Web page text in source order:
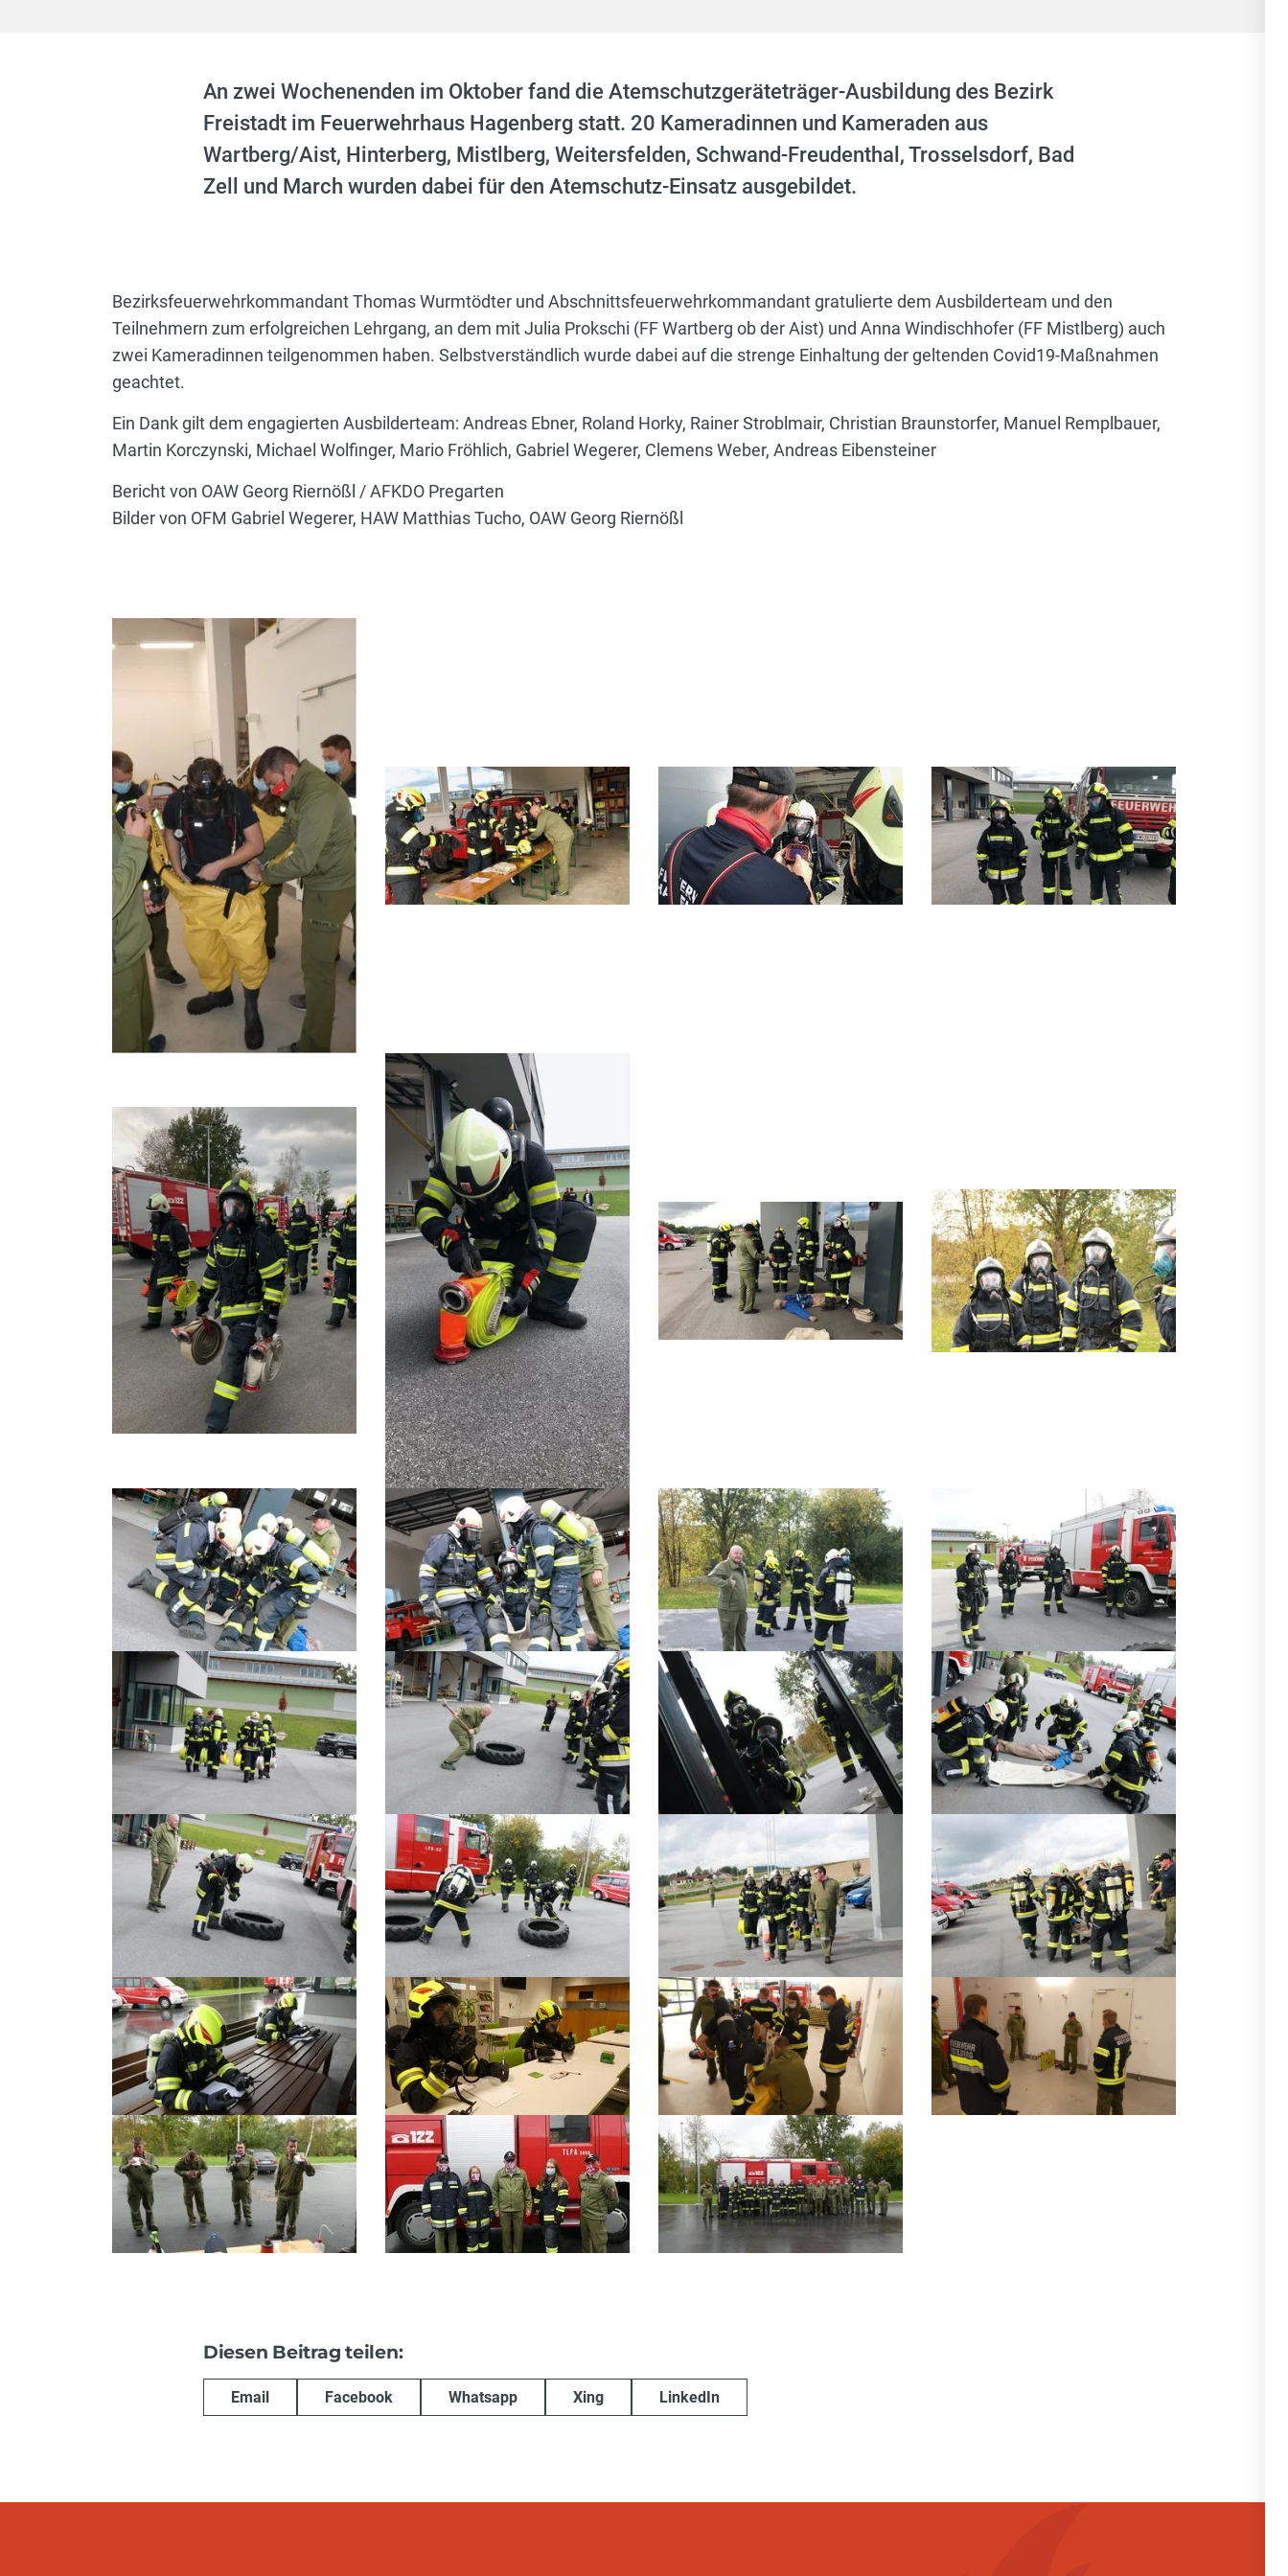
An zwei Wochenenden im Oktober fand die Atemschutzgeräteträger-Ausbildung des Bezirk
Freistadt im Feuerwehrhaus Hagenberg statt. 20 Kameradinnen und Kameraden aus
Wartberg/Aist, Hinterberg, Mistlberg, Weitersfelden, Schwand-Freudenthal, Trosselsdorf, Bad
Zell und March wurden dabei für den Atemschutz-Einsatz ausgebildet.
Bezirksfeuerwehrkommandant Thomas Wurmtödter und Abschnittsfeuerwehrkommandant gratulierte dem Ausbilderteam und den
Teilnehmern zum erfolgreichen Lehrgang, an dem mit Julia Prokschi (FF Wartberg ob der Aist) und Anna Windischhofer (FF Mistlberg) auch
zwei Kameradinnen teilgenommen haben. Selbstverständlich wurde dabei auf die strenge Einhaltung der geltenden Covid19-Maßnahmen
geachtet.
Ein Dank gilt dem engagierten Ausbilderteam: Andreas Ebner, Roland Horky, Rainer Stroblmair, Christian Braunstorfer, Manuel Remplbauer,
Martin Korczynski, Michael Wolfinger, Mario Fröhlich, Gabriel Wegerer, Clemens Weber, Andreas Eibensteiner
Bericht von OAW Georg Riernößl / AFKDO Pregarten
Bilder von OFM Gabriel Wegerer, HAW Matthias Tucho, OAW Georg Riernößl
Diesen Beitrag teilen:
Email Facebook Whatsapp Xing LinkedIn